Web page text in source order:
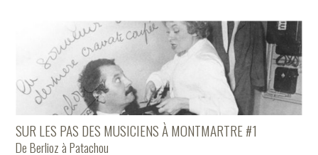
SUR LES PAS DES MUSICIENS À MONTMARTRE #1
De Berlioz à Patachou